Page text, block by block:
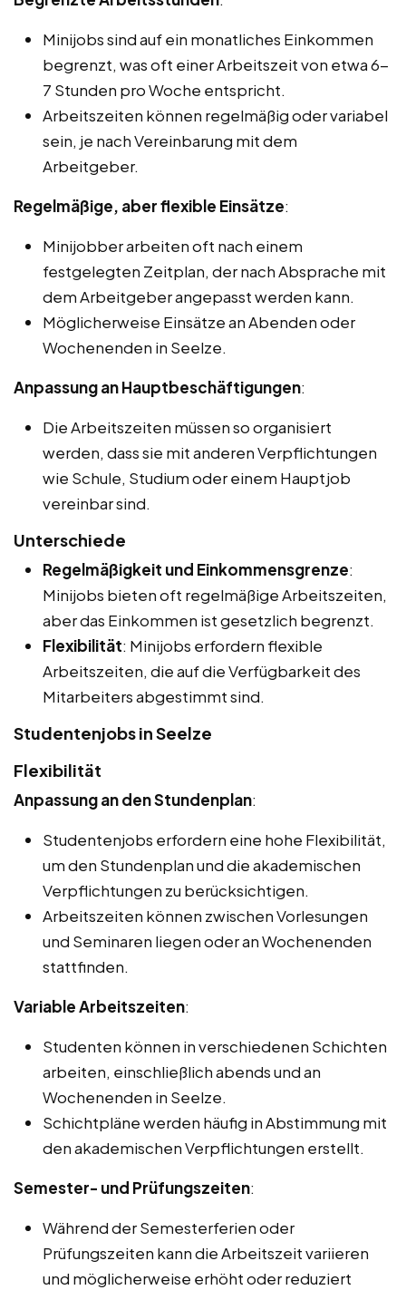
Minijobs sind auf ein monatliches Einkommen
begrenzt, was oft einer Arbeitszeit von etwa 6-
7 Stunden pro Woche entspricht.
Arbeitszeiten können regelmäßig oder variabel
sein, je nach Vereinbarung mit dem
Arbeitgeber.
Regelmäßige, aber flexible Einsätze:
Minijobber arbeiten oft nach einem
festgelegten Zeitplan, der nach Absprache mit
dem Arbeitgeber angepasst werden kann.
Möglicherweise Einsätze an Abenden oder
Wochenenden in Seelze.
Anpassung an Hauptbeschäftigungen:
Die Arbeitszeiten müssen so organisiert
werden, dass sie mit anderen Verpflichtungen
wie Schule, Studium oder einem Hauptjob
vereinbar sind.
Unterschiede
Regelmäßigkeit und Einkommensgrenze:
Minijobs bieten oft regelmäßige Arbeitszeiten,
aber das Einkommen ist gesetzlich begrenzt.
Flexibilität: Minijobs erfordern flexible
Arbeitszeiten, die auf die Verfügbarkeit des
Mitarbeiters abgestimmt sind.
Studentenjobs in Seelze
Flexibilität
Anpassung an den Stundenplan:
Studentenjobs erfordern eine hohe Flexibilität,
um den Stundenplan und die akademischen
Verpflichtungen zu berücksichtigen.
Arbeitszeiten können zwischen Vorlesungen
und Seminaren liegen oder an Wochenenden
stattfinden.
Variable Arbeitszeiten:
Studenten können in verschiedenen Schichten
arbeiten, einschließlich abends und an
Wochenenden in Seelze.
Schichtpläne werden häufig in Abstimmung mit
den akademischen Verpflichtungen erstellt.
Semester- und Prüfungszeiten:
Während der Semesterferien oder
Prüfungszeiten kann die Arbeitszeit variieren
und möglicherweise erhöht oder reduziert